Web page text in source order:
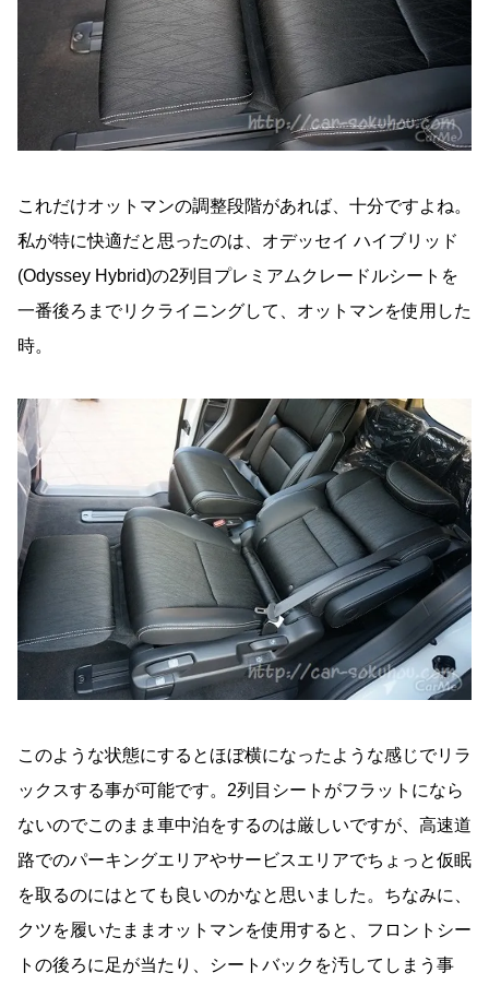
これだけオットマンの調整段階があれば、十分ですよね。
私が特に快適だと思ったのは、オデッセイ ハイブリッド
(Odyssey Hybrid)の2列目プレミアムクレードルシートを
一番後ろまでリクライニングして、オットマンを使用した
時。
このような状態にするとほぼ横になったような感じでリラ
ックスする事が可能です。2列目シートがフラットになら
ないのでこのまま車中泊をするのは厳しいですが、高速道
路でのパーキングエリアやサービスエリアでちょっと仮眠
を取るのにはとても良いのかなと思いました。ちなみに、
クツを履いたままオットマンを使用すると、フロントシー
トの後ろに足が当たり、シートバックを汚してしまう事